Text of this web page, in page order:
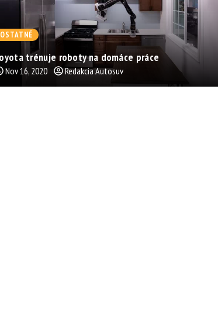
OSTATNÉ
trénuje roboty na domáce práce
Nov 16, 2020 Redakcia Autosuv